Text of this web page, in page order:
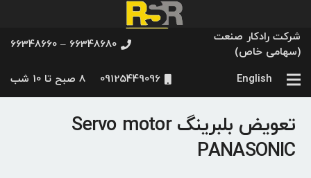
شرکت رادکار صنعت
(سهامی خاص)
66348680 – 66348660
English
09125449096 8 صبح تا 10 شب
تعویض بلبرینگ Servo motor
PANASONIC